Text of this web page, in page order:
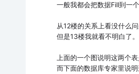
一般我都会把数据Fill到一
从12楼的关系上看没什么
但是13楼我就看不明白了。
上面的一个图说明这两个
而下面的数据库专家里说